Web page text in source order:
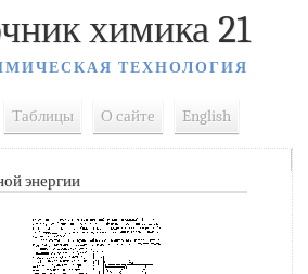
химика 21
ТЕХНОЛОГИЯ
Таблицы О сайте English
энергии